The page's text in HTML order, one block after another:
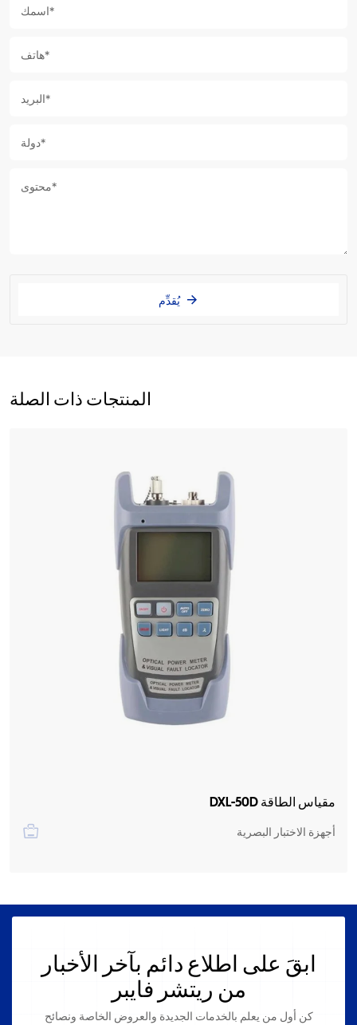
يُقدِّم
المنتجات ذات الصلة
مقياس الطاقة DXL-50D
أجهزة الاختبار البصرية
ابقَ على اطلاع دائم بآخر الأخبار
من ريتشر فايبر
كن أول من يعلم بالخدمات الجديدة والعروض الخاصة ونصائح